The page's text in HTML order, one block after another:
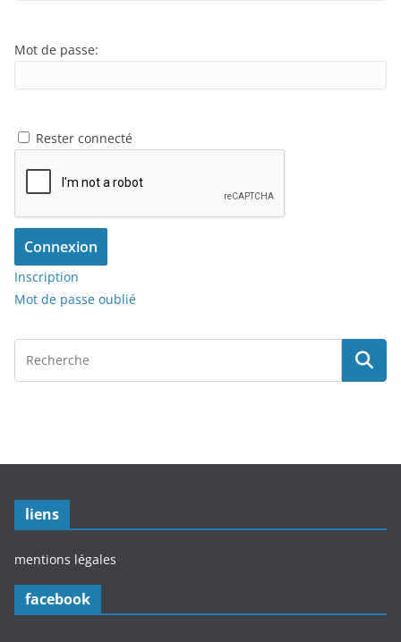
Mot de passe:
Rester connecté
Connexion
Inscription
Mot de passe oublié
liens
mentions légales
facebook